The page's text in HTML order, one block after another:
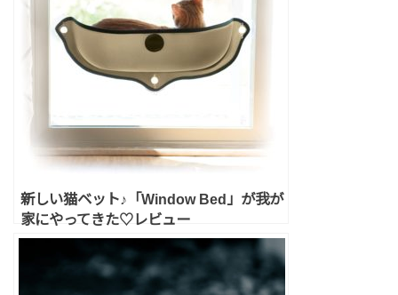
新しい猫ベット♪「Window Bed」が我が
家にやってきた♡レビュー